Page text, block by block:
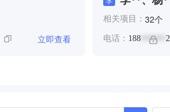
立即查看
相关项目： 32个
电话： 188******